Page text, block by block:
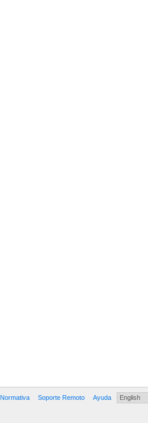
Normativa Soporte Remoto Ayuda